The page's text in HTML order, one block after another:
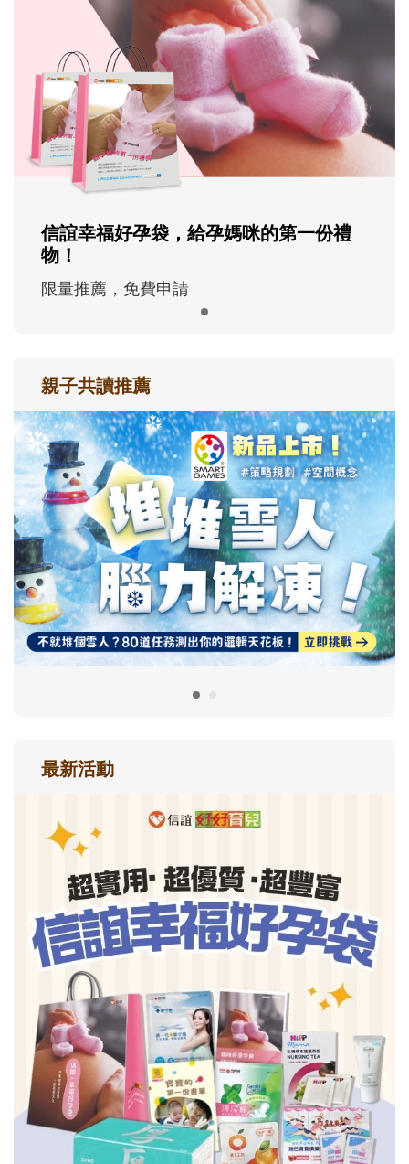
信誼幸福好孕袋，給孕媽咪的第一份禮
物！
限量推薦，免費申請
親子共讀推薦
最新活動